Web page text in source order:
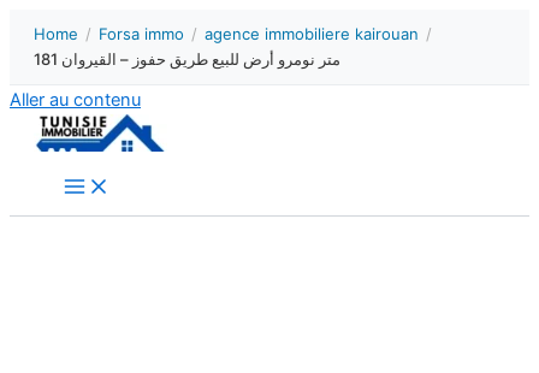
Home / Forsa immo / agence immobiliere kairouan /
181 متر نومرو أرض للبيع طريق حفوز – القيروان
Aller au contenu